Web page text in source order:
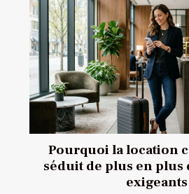
Pourquoi la location
séduit de plus en plus
exigeants